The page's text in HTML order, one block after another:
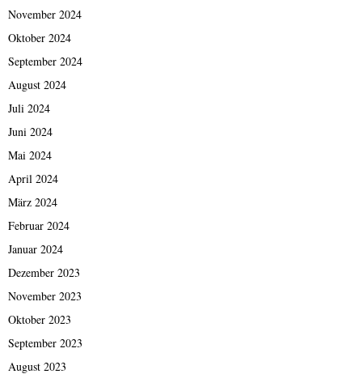
November 2024
Oktober 2024
September 2024
August 2024
Juli 2024
Juni 2024
Mai 2024
April 2024
März 2024
Februar 2024
Januar 2024
Dezember 2023
November 2023
Oktober 2023
September 2023
August 2023